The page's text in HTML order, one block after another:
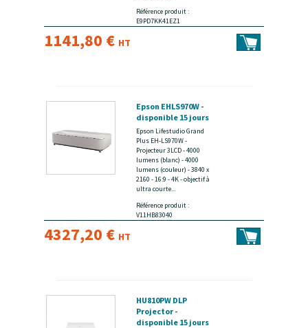
Référence produit :
E9PD7KK41EZ1
1141,80 € HT
Epson EHLS970W -
disponible 15 jours
Epson Lifestudio Grand
Plus EH-LS970W -
Projecteur 3LCD - 4000
lumens (blanc) - 4000
lumens (couleur) - 3840 x
2160 - 16:9 - 4K - objectif à
ultra courte...
Référence produit :
V11HB83040
4327,20 € HT
HU810PW DLP
Projector -
disponible 15 jours